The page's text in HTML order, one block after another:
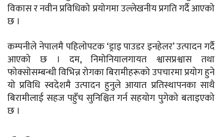
विकास र नवीन प्रविधिको प्रयोगमा उल्लेखनीय प्रगति गर्दै आएको
छ ।
कम्पनीले नेपालमै पहिलोपटक ‘ड्राइ पाउडर इनहेलर’ उत्पादन गर्दै
आएको छ । दम, निमोनियालगायत श्वासप्रश्वास तथा
फोक्सोसम्बन्धी विभिन्न रोगका बिरामीहरूको उपचारमा प्रयोग हुने
यो प्रविधि स्वदेशमै उत्पादन हुनुले आयात प्रतिस्थापनका साथै
बिरामीलाई सहज पहुँच सुनिश्चित गर्न सहयोग पुगेको बताइएको
छ ।